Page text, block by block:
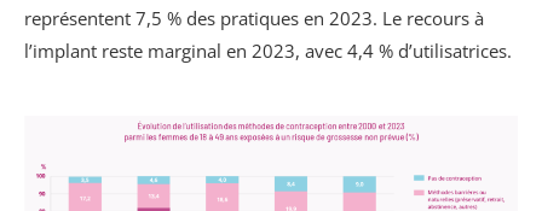
représentent 7,5 % des pratiques en 2023. Le recours à
l’implant reste marginal en 2023, avec 4,4 % d’utilisatrices.